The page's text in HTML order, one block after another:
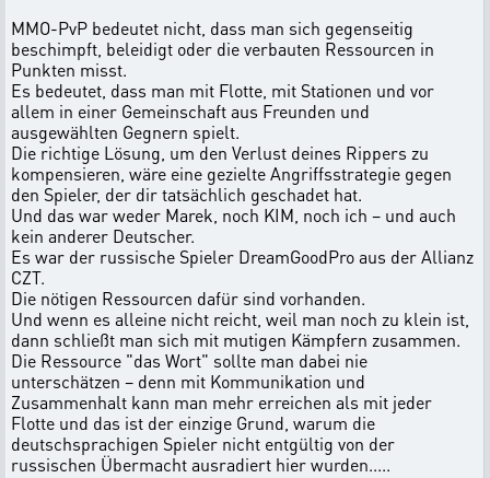
MMO-PvP bedeutet nicht, dass man sich gegenseitig
beschimpft, beleidigt oder die verbauten Ressourcen in
Punkten misst.
Es bedeutet, dass man mit Flotte, mit Stationen und vor
allem in einer Gemeinschaft aus Freunden und
ausgewählten Gegnern spielt.
Die richtige Lösung, um den Verlust deines Rippers zu
kompensieren, wäre eine gezielte Angriffsstrategie gegen
den Spieler, der dir tatsächlich geschadet hat.
Und das war weder Marek, noch KIM, noch ich – und auch
kein anderer Deutscher.
Es war der russische Spieler DreamGoodPro aus der Allianz
CZT.
Die nötigen Ressourcen dafür sind vorhanden.
Und wenn es alleine nicht reicht, weil man noch zu klein ist,
dann schließt man sich mit mutigen Kämpfern zusammen.
Die Ressource "das Wort" sollte man dabei nie
unterschätzen – denn mit Kommunikation und
Zusammenhalt kann man mehr erreichen als mit jeder
Flotte und das ist der einzige Grund, warum die
deutschsprachigen Spieler nicht entgültig von der
russischen Übermacht ausradiert hier wurden.....